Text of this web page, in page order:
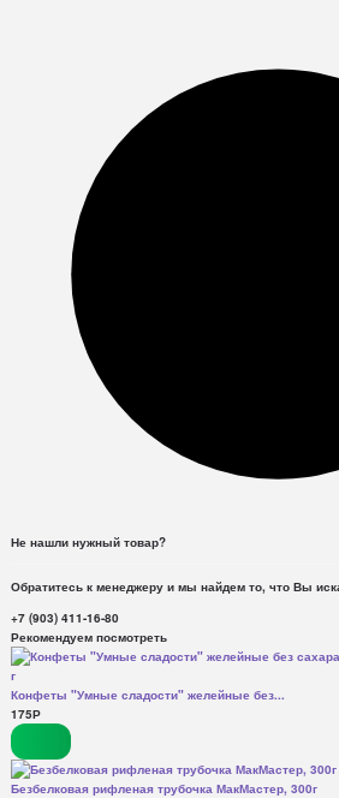
Не нашли нужный товар?
Обратитесь к менеджеру и мы найдем то, что Вы
+7 (903) 411-16-80
Рекомендуем посмотреть
Конфеты "Умные сладости" желейные без...
175Р
Безбелковая рифленая трубочка МакМастер, 300г